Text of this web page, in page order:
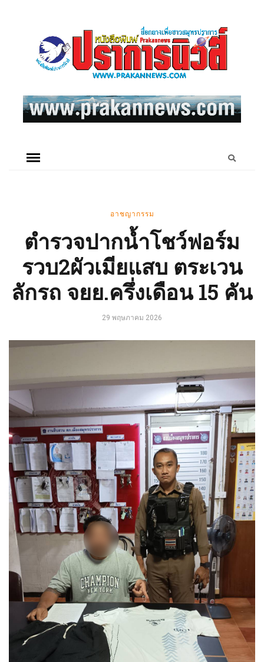
อาชญากรรม
ตำรวจปากน้ำโชว์ฟอร์ม
รวบ2ผัวเมียแสบ ตระเวน
ลักรถ จยย.ครึ่งเดือน 15 คัน
29 พฤษภาคม 2026